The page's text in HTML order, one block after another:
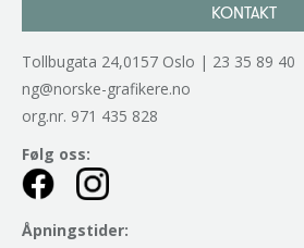
KONTAKT
Tollbugata 24,0157 Oslo | 23 35 89 40
ng@norske-grafikere.no
org.nr. 971 435 828
Følg oss:
Åpningstider: